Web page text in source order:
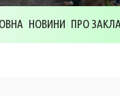
НОВИНИ ПРО